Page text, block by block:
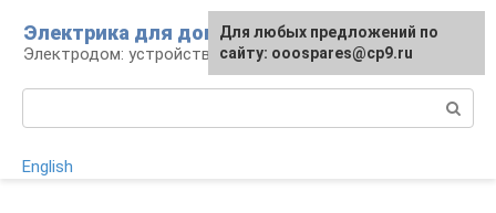
контенту
Электрика для дома
Электродом: устройства, кабели, ремонт
English
Для любых предложений по
сайту: ooospares@cp9.ru